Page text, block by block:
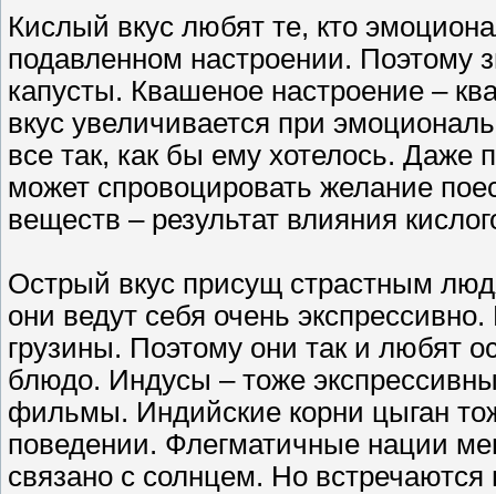
Кислый вкус любят те, кто
подавленном настроении. Поэтому
капусты. Квашеное настроение –
вкус увеличивается при
все так, как бы ему хотелось. Даже
может спровоцировать желание
веществ – результат влияния
Острый вкус присущ страстным
они ведут себя очень
грузины. Поэтому они так и любят
блюдо. Индусы – тоже
фильмы. Индийские корни цыган
поведении. Флегматичные нации
связано с солнцем. Но